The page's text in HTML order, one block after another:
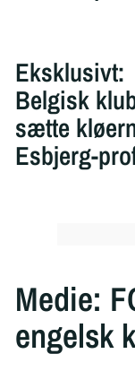
Eksklusivt:
Belgisk
sætte
Esbjerg-
Medie:
engelsk